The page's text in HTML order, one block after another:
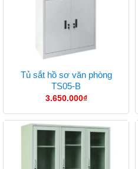
Tủ sắt hồ sơ văn phòng
TS05-B
3.650.000₫